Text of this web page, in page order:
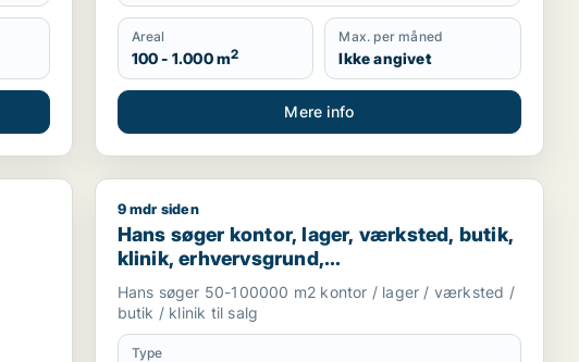
Areal
100 - 1.000 m2
Max. per måned
Ikke angivet
Mere info
eller garage til leje i Region Sjælland eller
Sjælland Hans søger kontor, lager, værksted, butik, klinik,
9 mdr siden
Hans søger kontor, lager, værksted, butik,
klinik, erhvervsgrund,
boligudlejningsejendom, hotel,
produktionslokaler eller garage til salg i
Region Sjælland
Hans søger 50-100000 m2 kontor / lager / værksted /
butik / klinik til salg
Type